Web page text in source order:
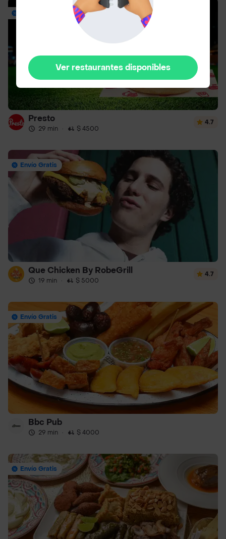
Presto
29 min · $ 4500
4.7
Envío Gratis
Que Chicken By RobeGrill
19 min · $ 5000
4.7
Envío Gratis
Bbc Pub
29 min · $ 4000
Envío Gratis
Ver restaurantes disponibles